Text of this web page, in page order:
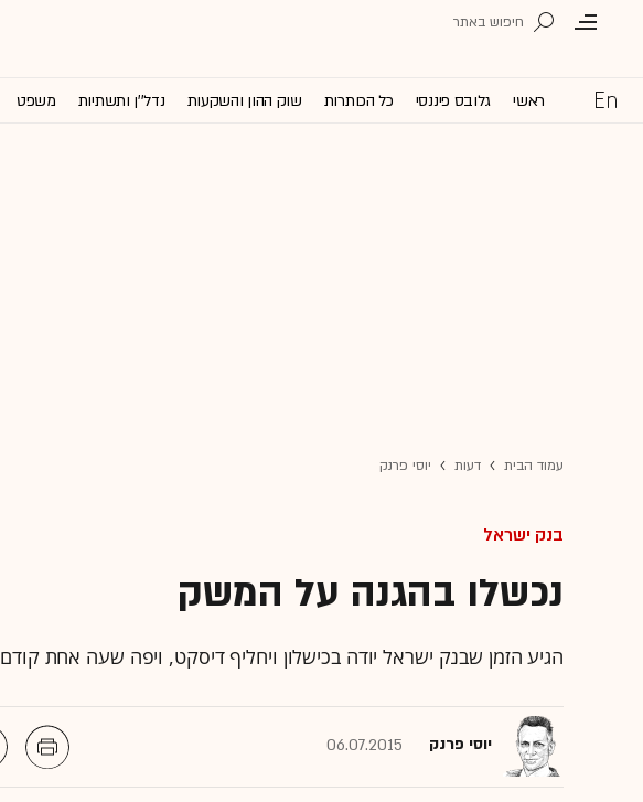
ראשי גלובס פיננסי כל הכותרות שוק ההון והשקעות נדל''ן ותשתיות משפט
עמוד הבית דעות יוסי פרנק
בנק ישראל
נכשלו בהגנה על המשק
הגיע הזמן שבנק ישראל יודה בכישלון ויחליף דיסקט, ויפה שעה אחת קודם
יוסי פרנק 06.07.2015